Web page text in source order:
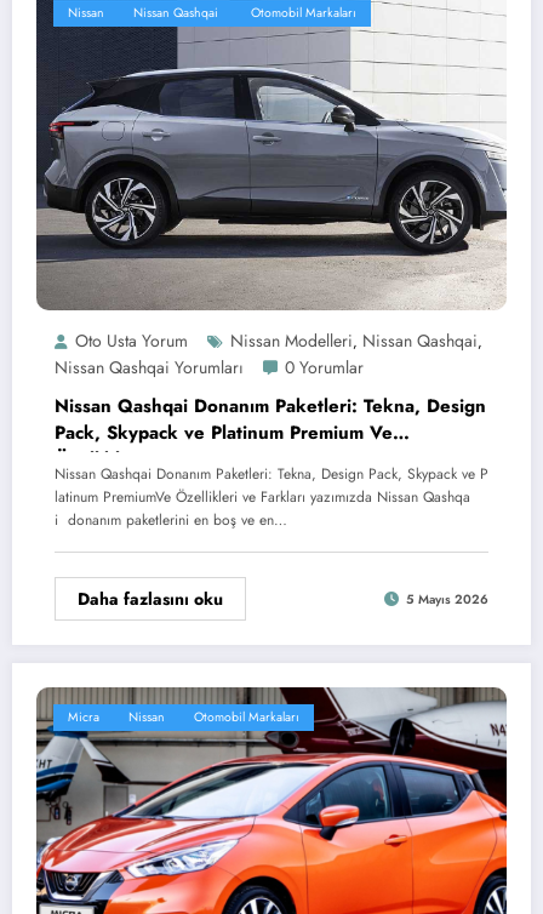
Nissan Nissan Qashqai Otomobil Markaları
Oto Usta Yorum Nissan Modelleri, Nissan Qashqai,
Nissan Qashqai Yorumları 0 Yorumlar
Nissan Qashqai Donanım Paketleri: Tekna, Design
Pack, Skypack ve Platinum Premium Ve
Özellikleri
Nissan Qashqai Donanım Paketleri: Tekna, Design Pack, Skypack ve P
latinum PremiumVe Özellikleri ve Farkları yazımızda Nissan Qashqa
i donanım paketlerini en boş ve en…
Daha fazlasını oku 5 Mayıs 2026
Micra Nissan Otomobil Markaları